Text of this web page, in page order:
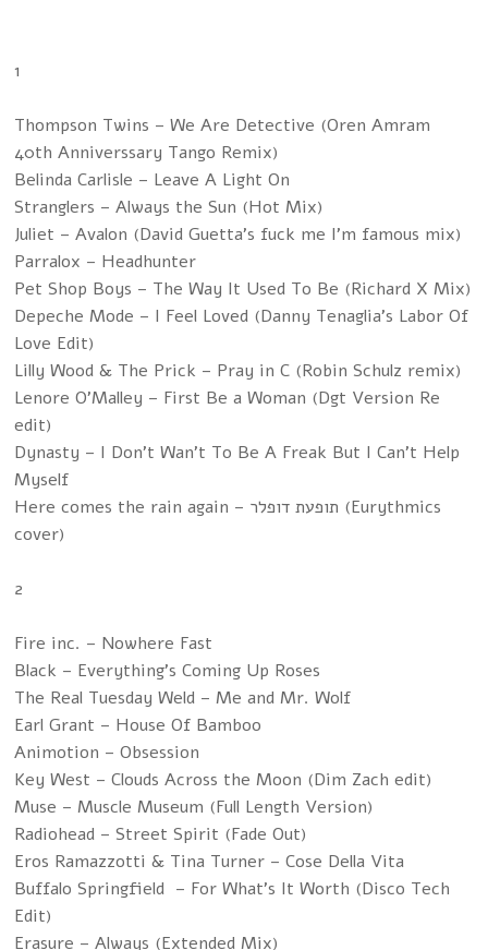
1
Thompson Twins – We Are Detective (Oren Amram
40th Anniverssary Tango Remix)
Belinda Carlisle – Leave A Light On
Stranglers – Always the Sun (Hot Mix)
Juliet – Avalon (David Guetta’s fuck me I’m famous mix)
Parralox – Headhunter
Pet Shop Boys – The Way It Used To Be (Richard X Mix)
Depeche Mode – I Feel Loved (Danny Tenaglia’s Labor Of
Love Edit)
Lilly Wood & The Prick – Pray in C (Robin Schulz remix)
Lenore O’Malley – First Be a Woman (Dgt Version Re
edit)
Dynasty – I Don’t Wan’t To Be A Freak But I Can’t Help
Myself
Here comes the rain again – תופעת דופלר (Eurythmics
cover)
2
Fire inc. – Nowhere Fast
Black – Everything’s Coming Up Roses
The Real Tuesday Weld – Me and Mr. Wolf
Earl Grant – House Of Bamboo
Animotion – Obsession
Key West – Clouds Across the Moon (Dim Zach edit)
Muse – Muscle Museum (Full Length Version)
Radiohead – Street Spirit (Fade Out)
Eros Ramazzotti & Tina Turner – Cose Della Vita
Buffalo Springfield – For What’s It Worth (Disco Tech
Edit)
Erasure – Always (Extended Mix)